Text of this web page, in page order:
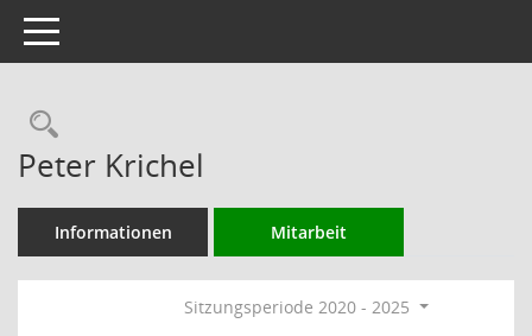
Toggle navigation
Rechercheauswahl
Peter Krichel
Informationen Mitarbeit
Sitzungsperiode 2020 - 2025